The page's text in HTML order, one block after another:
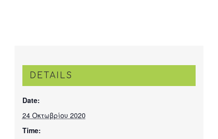
DETAILS
Date:
24 Οκτωβρίου 2020
Time: